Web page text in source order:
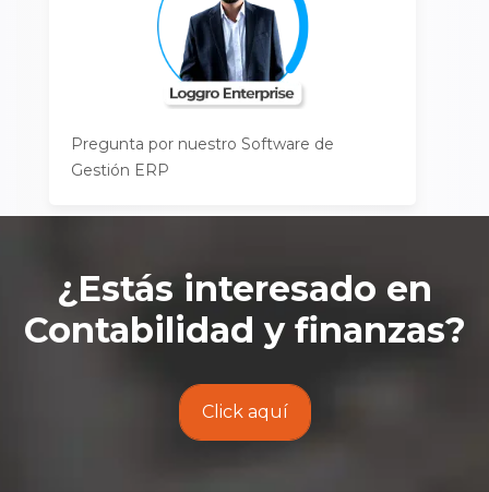
Pregunta por nuestro Software de
Gestión ERP
¿Estás interesado en
Contabilidad y finanzas?
Click aquí